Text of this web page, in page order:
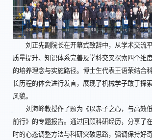
刘正先副院长在开幕式致辞中，从学术交流
质量提升、知识体系完善及学科交叉探索四个维
的培养理念与实施路径。博士生代表王语荣结合
长历程的体会进行发言，展现了机械学子敢于探
风貌。
刘海峰教授作了题为《以赤子之心，与高效
前行》的专题报告。通过回顾科研经历，分享了
时的心态调整方法与科研突破思路，强调保持好